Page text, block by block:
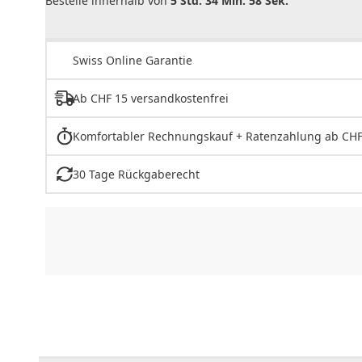
Swiss Online Garantie
Ab CHF 15 versandkostenfrei
Komfortabler Rechnungskauf + Ratenzahlung ab
30 Tage Rückgaberecht